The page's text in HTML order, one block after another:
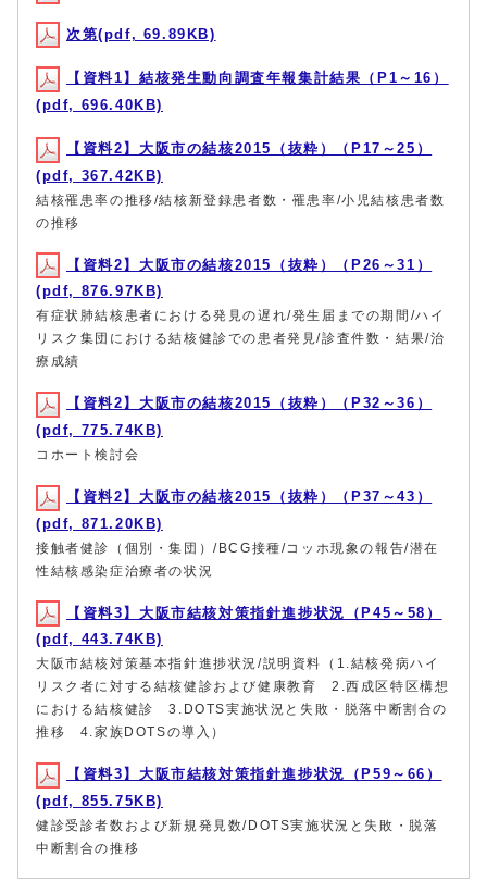
次第(pdf, 69.89KB)
【資料1】結核発生動向調査年報集計結果（P1～16）
(pdf, 696.40KB)
【資料2】大阪市の結核2015（抜粋）（P17～25）
(pdf, 367.42KB)
結核罹患率の推移/結核新登録患者数・罹患率/小児結核患者数
の推移
【資料2】大阪市の結核2015（抜粋）（P26～31）
(pdf, 876.97KB)
有症状肺結核患者における発見の遅れ/発生届までの期間/ハイ
リスク集団における結核健診での患者発見/診査件数・結果/治
療成績
【資料2】大阪市の結核2015（抜粋）（P32～36）
(pdf, 775.74KB)
コホート検討会
【資料2】大阪市の結核2015（抜粋）（P37～43）
(pdf, 871.20KB)
接触者健診（個別・集団）/BCG接種/コッホ現象の報告/潜在
性結核感染症治療者の状況
【資料3】大阪市結核対策指針進捗状況（P45～58）
(pdf, 443.74KB)
大阪市結核対策基本指針進捗状況/説明資料（1.結核発病ハイ
リスク者に対する結核健診および健康教育 2.西成区特区構想
における結核健診 3.DOTS実施状況と失敗・脱落中断割合の
推移 4.家族DOTSの導入）
【資料3】大阪市結核対策指針進捗状況（P59～66）
(pdf, 855.75KB)
健診受診者数および新規発見数/DOTS実施状況と失敗・脱落
中断割合の推移